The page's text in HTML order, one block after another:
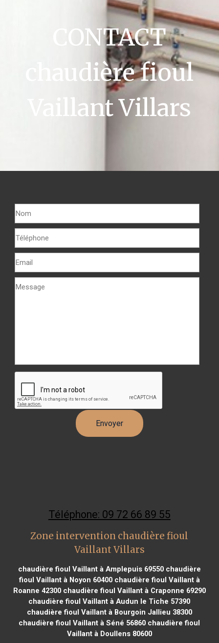
CONTACT
chaudière fioul
Vaillant Villars
Téléphone: 09 72 66 89 55
Zone intervention chaudière fioul
Vaillant Villars
chaudière fioul Vaillant à Amplepuis 69550chaudière
fioul Vaillant à Noyon 60400chaudière fioul Vaillant à
Roanne 42300chaudière fioul Vaillant à Craponne 69290
chaudière fioul Vaillant à Audun le Tiche 57390
chaudière fioul Vaillant à Bourgoin Jallieu 38300
chaudière fioul Vaillant à Séné 56860 chaudière fioul
Vaillant à Doullens 80600